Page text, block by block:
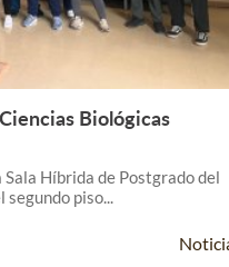
Leer Más +
Biológicas
Híbrida de Postgrado del
piso...